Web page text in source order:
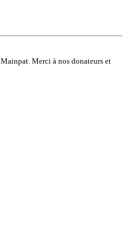
Merci à nos donateurs et